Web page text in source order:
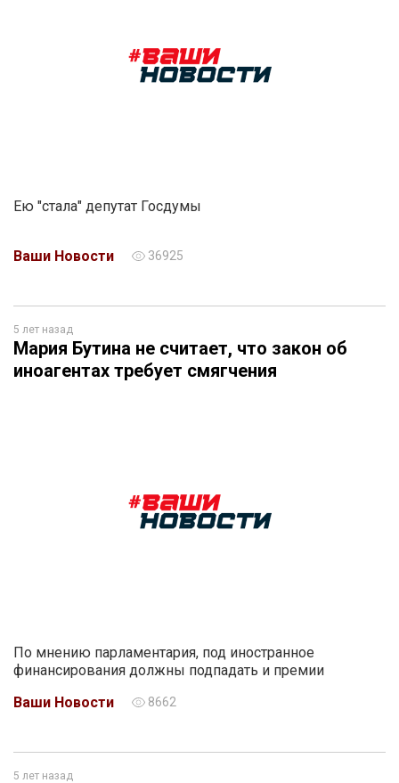
Ею "стала" депутат Госдумы
Ваши Новости 36925
5 лет назад
Мария Бутина не считает, что закон об
иноагентах требует смягчения
По мнению парламентария, под иностранное
финансирования должны подпадать и премии
Ваши Новости
8662
5 лет назад